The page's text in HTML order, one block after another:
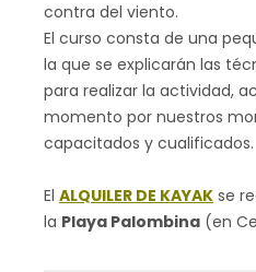
contra del viento.
El curso consta de una
la que se explicarán las
para realizar la actividad,
momento por nuestros
capacitados y cualificados.
El ALQUILER DE KAYAK se
la Playa Palombina (en